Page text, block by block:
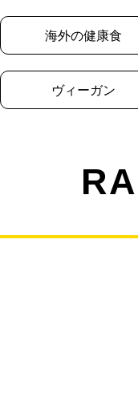
海外の健康食
ヴィーガン